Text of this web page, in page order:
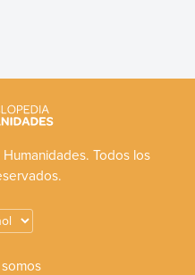
Todos los